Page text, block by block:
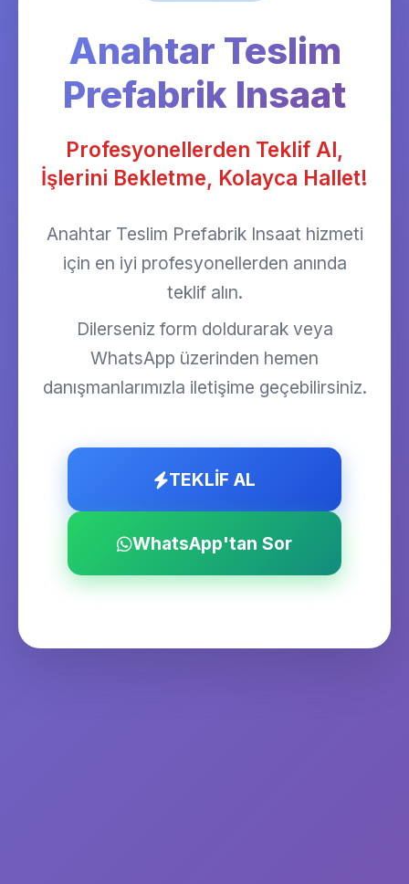
Anahtar Teslim
Prefabrik Insaat
Profesyonellerden Teklif Al,
İşlerini Bekletme, Kolayca Hallet!
Anahtar Teslim Prefabrik Insaat hizmeti
için en iyi profesyonellerden anında
teklif alın.
Dilerseniz form doldurarak veya
WhatsApp üzerinden hemen
danışmanlarımızla iletişime geçebilirsiniz.
TEKLİF AL
WhatsApp'tan Sor